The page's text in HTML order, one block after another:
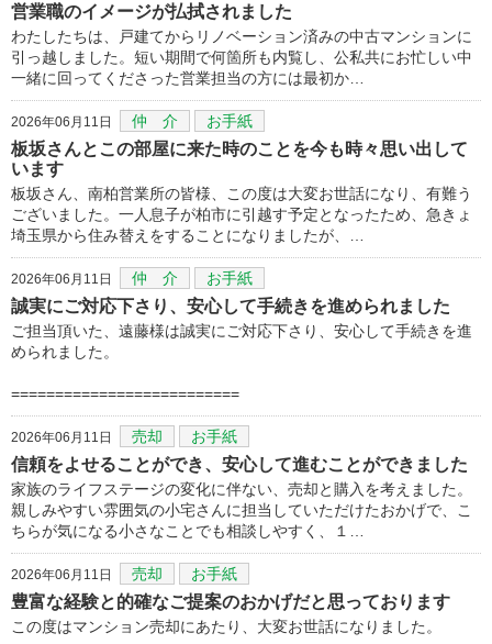
営業職のイメージが払拭されました
わたしたちは、戸建てからリノベーション済みの中古マンションに
引っ越しました。短い期間で何箇所も内覧し、公私共にお忙しい中
一緒に回ってくださった営業担当の方には最初か…
2026年06月11日 仲 介 お手紙
板坂さんとこの部屋に来た時のことを今も時々思い出して
います
板坂さん、南柏営業所の皆様、この度は大変お世話になり、有難う
ございました。一人息子が柏市に引越す予定となったため、急きょ
埼玉県から住み替えをすることになりましたが、…
2026年06月11日 仲 介 お手紙
誠実にご対応下さり、安心して手続きを進められました
ご担当頂いた、遠藤様は誠実にご対応下さり、安心して手続きを進
められました。
==========================
2026年06月11日 売却 お手紙
信頼をよせることができ、安心して進むことができました
家族のライフステージの変化に伴ない、売却と購入を考えました。
親しみやすい雰囲気の小宅さんに担当していただけたおかげで、こ
ちらが気になる小さなことでも相談しやすく、１…
2026年06月11日 売却 お手紙
豊富な経験と的確なご提案のおかげだと思っております
この度はマンション売却にあたり、大変お世話になりました。